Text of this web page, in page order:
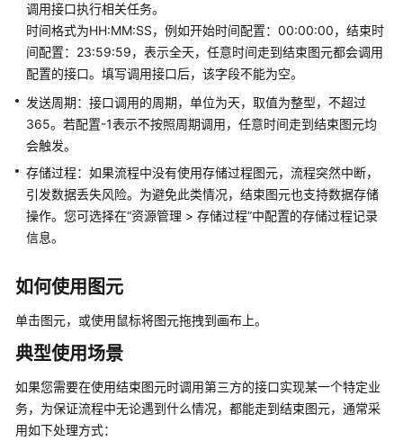
台
操
作
指
租
户
管
理
员
认
的
间
配
调用接口执行相关任务。
时间格式为HH:MM:SS，例如开始时间配置：00:00:00，结束时
间配置：23:59:59，表示全天，任意时间走到结束图元都会调用
配置的接口。填写调用接口后，该字段不能为空。
发送周期：接口调用的周期，单位为天，取值为整型，不超过
365。若配置-1表示不按照周期调用，任意时间走到结束图元均
会触发。
存储过程：如果流程中没有使用存储过程图元，流程突然中断，
引发数据丢失风险。为避免此类情况，结束图元也支持数据存储
操作。您可选择在“资源管理 > 存储过程”中配置的存储过程记录
信息。
如何使用图元
单击图元，或使用鼠标将图元拖拽到画布上。
典型使用场景
如果您需要在使用结束图元时调用第三方的接口实现某一个特定业
务，为保证流程中无论遇到什么情况，都能走到结束图元，通常采
用如下处理方式：